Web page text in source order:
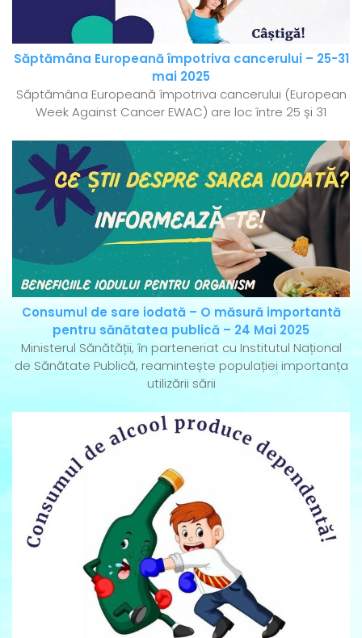
Săptămâna Europeană împotriva cancerului – 25-31
mai 2025
Săptămâna Europeană împotriva cancerului (European
Week Against Cancer EWAC) are loc între 25 și 31
Consumul de sare iodată – O măsură importantă
pentru sănătatea publică – 24 Mai 2025
Ministerul Sănătății, în parteneriat cu Institutul Național
de Sănătate Publică, reamintește populației importanța
utilizării sării